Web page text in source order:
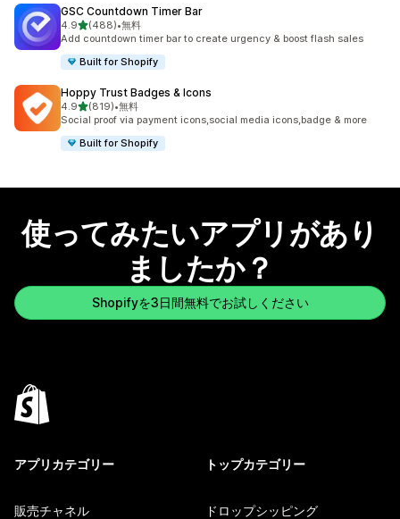
GSC Countdown Timer Bar
4.95つ星中
(488)
合計レビュー数：488件
•無料
Add countdown timer bar to create urgency & boost flash sales
Built for Shopify
Hoppy Trust Badges & Icons
4.95つ星中
(819)
合計レビュー数：819件
•無料
Social proof via payment icons,social media icons,badge & more
Built for Shopify
使ってみたいアプリがあり
ましたか？
Shopifyを3日間無料でお試しください
アプリカテゴリー
販売チャネル
トップカテゴリー
ドロップシッピング